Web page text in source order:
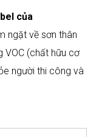
của
ngặt về sơn thân
VOC (chất hữu cơ
người thi công và